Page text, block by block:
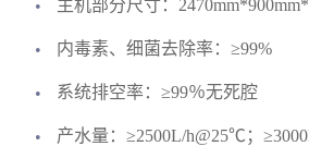
主机部分尺寸：
内毒素、细菌去除率：≥99%
系统排空率：≥99％无死腔
产水量：≥2500L/h@25℃；